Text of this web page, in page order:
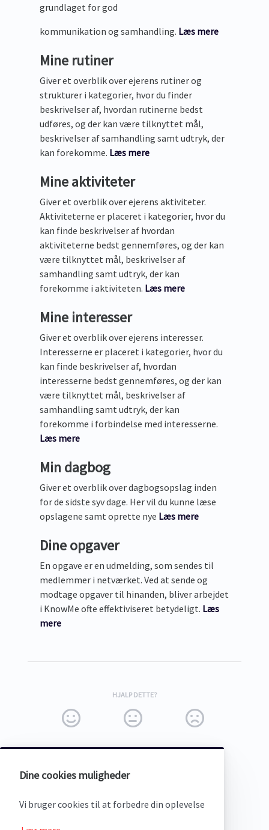
Dine cookies muligheder
Vi bruger cookies til at forbedre din oplevelse
grundlaget for god
kommunikation og samhandling. Læs mere
Mine rutiner
Giver et overblik over ejerens rutiner og
strukturer i kategorier, hvor du finder
beskrivelser af, hvordan rutinerne bedst
udføres, og der kan være tilknyttet mål,
beskrivelser af samhandling samt udtryk, der
kan forekomme. Læs mere
Mine aktiviteter
Giver et overblik over ejerens aktiviteter.
Aktiviteterne er placeret i kategorier, hvor du
kan finde beskrivelser af hvordan
aktiviteterne bedst gennemføres, og der kan
være tilknyttet mål, beskrivelser af
samhandling samt udtryk, der kan
forekomme i aktiviteten. Læs mere
Mine interesser
Giver et overblik over ejerens interesser.
Interesserne er placeret i kategorier, hvor du
kan finde beskrivelser af, hvordan
interesserne bedst gennemføres, og der kan
være tilknyttet mål, beskrivelser af
samhandling samt udtryk, der kan
forekomme i forbindelse med interesserne.
Læs mere
Min dagbog
Giver et overblik over dagbogsopslag inden
for de sidste syv dage. Her vil du kunne læse
opslagene samt oprette nye Læs mere
Dine opgaver
En opgave er en udmelding, som sendes til
medlemmer i netværket. Ved at sende og
modtage opgaver til hinanden, bliver arbejdet
i KnowMe ofte effektiviseret betydeligt. Læs
mere
HJALP DETTE?